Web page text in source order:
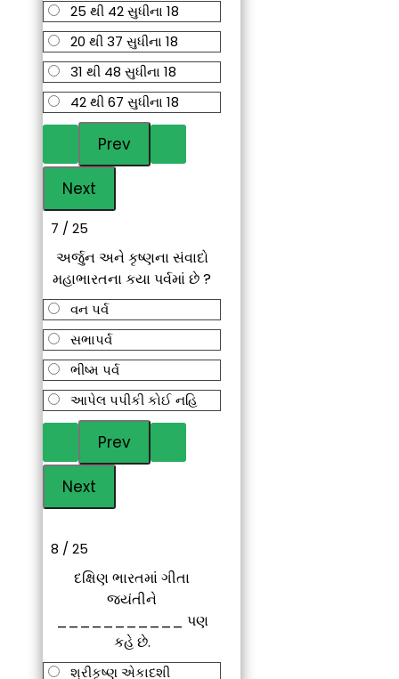
25 થી 42 સુધીના 18
20 થી 37 સુધીના 18
31 થી 48 સુધીના 18
42 થી 67 સુધીના 18
7 / 25
અર્જુન અને કૃષ્ણના સંવાદો
મહાભારતના કયા પર્વમાં છે ?
વન પર્વ
સભાપર્વ
ભીષ્મ પર્વ
આપેલ પપીકી કોઈ નહિ
8 / 25
દક્ષિણ ભારતમાં ગીતા
જયંતીને
___________ પણ
કહે છે.
શ્રીકૃષ્ણ એકાદશી